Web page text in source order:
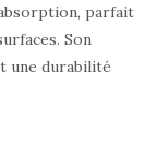
parfait
Son
une durabilité